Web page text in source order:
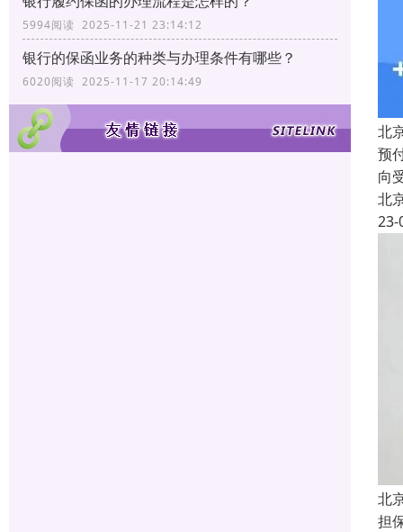
5994阅读 2025-11-21 23:14:12
银行的保函业务的种类与办理条件有哪些？
6020阅读 2025-11-17 20:14:49
北
预
向
北
23-
北
担